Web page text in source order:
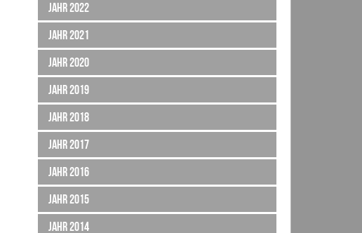
Jahr 2022
Jahr 2021
Jahr 2020
Jahr 2019
Jahr 2018
Jahr 2017
Jahr 2016
Jahr 2015
Jahr 2014